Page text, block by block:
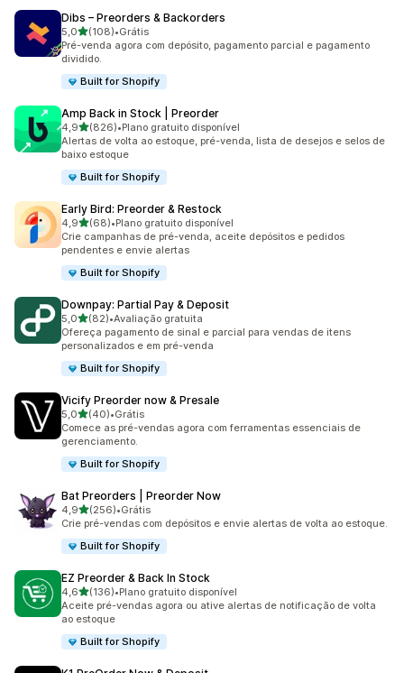
Dibs – Preorders & Backorders
5,0de 5 estrelas
(108)
108 avaliações ao todo
•Grátis
Pré-venda agora com depósito, pagamento parcial e pagamento
dividido.
Built for Shopify
Amp Back in Stock | Preorder
4,9de 5 estrelas
(826)
826 avaliações ao todo
•Plano gratuito disponível
Alertas de volta ao estoque, pré-venda, lista de desejos e selos de
baixo estoque
Built for Shopify
Early Bird: Preorder & Restock
4,9de 5 estrelas
(68)
68 avaliações ao todo
•Plano gratuito disponível
Crie campanhas de pré-venda, aceite depósitos e pedidos
pendentes e envie alertas
Built for Shopify
Downpay: Partial Pay & Deposit
5,0de 5 estrelas
(82)
82 avaliações ao todo
•Avaliação gratuita
Ofereça pagamento de sinal e parcial para vendas de itens
personalizados e em pré-venda
Built for Shopify
Vicify Preorder now & Presale
5,0de 5 estrelas
(40)
40 avaliações ao todo
•Grátis
Comece as pré-vendas agora com ferramentas essenciais de
gerenciamento.
Built for Shopify
Bat Preorders | Preorder Now
4,9de 5 estrelas
(256)
256 avaliações ao todo
•Grátis
Crie pré-vendas com depósitos e envie alertas de volta ao estoque.
Built for Shopify
EZ Preorder & Back In Stock
4,6de 5 estrelas
(136)
136 avaliações ao todo
•Plano gratuito disponível
Aceite pré-vendas agora ou ative alertas de notificação de volta
ao estoque
Built for Shopify